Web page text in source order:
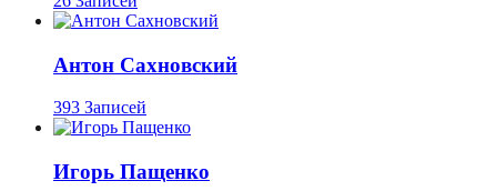
Антон Сахновский
393 Записей
Игорь Пащенко